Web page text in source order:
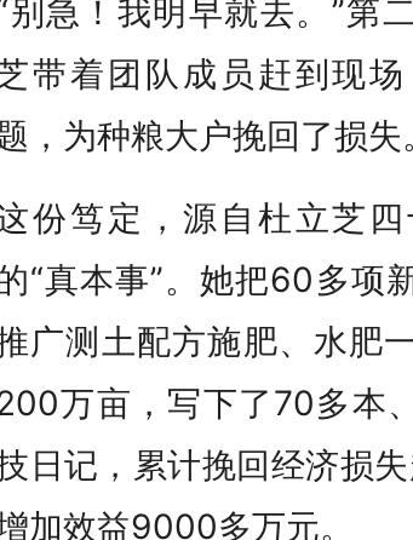
别急！我明早就去。”第
带着团队成员赶到现
，为种粮大户挽回了损失
份笃定，源自杜立芝
“真本事”。她把60多项
广测土配方施肥、水肥
万亩，写下了70多本
日记，累计挽回经济损
加效益9000多万元。